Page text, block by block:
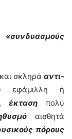
«συνδυασμούς
και σκληράαντι-
εφάμιλλη ή
έκταση πολύ
αισθητά
πόρους